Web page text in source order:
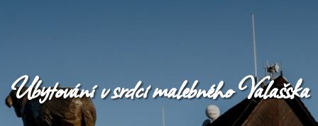
Ubytování v srdci malebného Valašska